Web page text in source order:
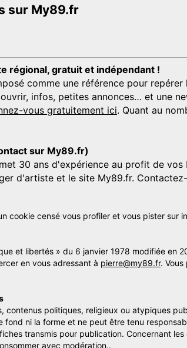
sur My89.fr
régional, gratuit et indépendant !
comme une référence pour
infos, petites annonces… et une
vous gratuitement ici. Quant au
sur My89.fr)
30 ans d'expérience au profit de
d'artiste et le site My89.fr.
cookie censé vous profiler et vous pister sur
et libertés » du 6 janvier 1978 modifiée en
en vous adressant à pierre@my89.fr.
contenus politiques, religieux ou atypiques
fond ni la forme et ne peut être tenu
transmis pour publication. Concernant
avec modération..